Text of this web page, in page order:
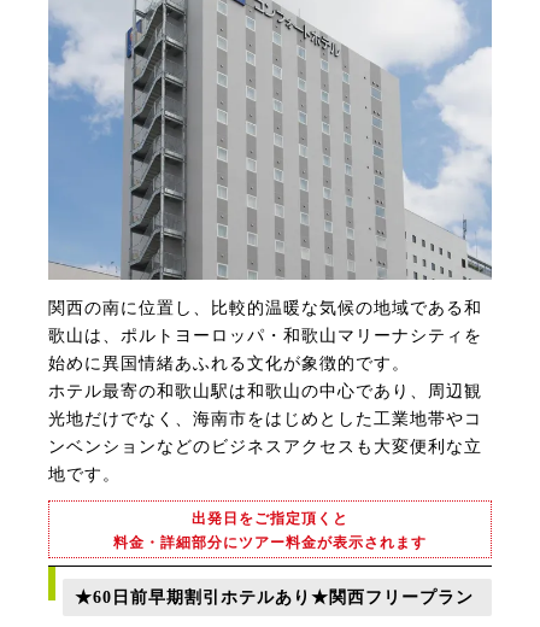
関西の南に位置し、比較的温暖な気候の地域である和
歌山は、ポルトヨーロッパ・和歌山マリーナシティを
始めに異国情緒あふれる文化が象徴的です。
ホテル最寄の和歌山駅は和歌山の中心であり、周辺観
光地だけでなく、海南市をはじめとした工業地帯やコ
ンベンションなどのビジネスアクセスも大変便利な立
地です。
出発日をご指定頂くと
料金・詳細部分にツアー料金が表示されます
★60日前早期割引ホテルあり★関西フリープラン